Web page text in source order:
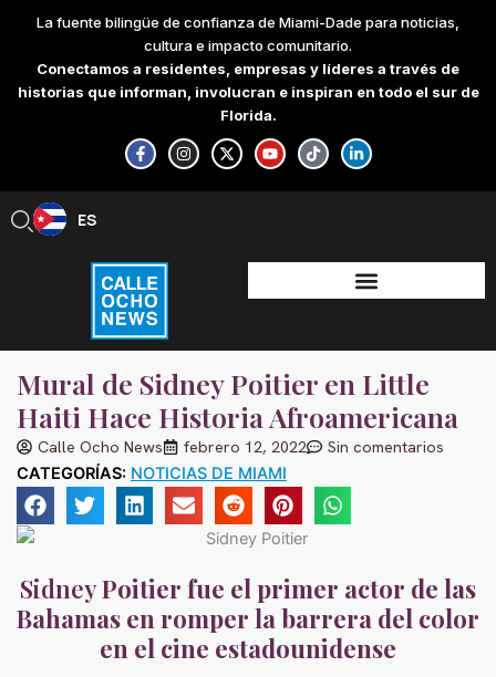
content
La fuente bilingüe de confianza de Miami-Dade para noticias,
cultura e impacto comunitario.
Conectamos a residentes, empresas y líderes a través de
historias que informan, involucran e inspiran en todo el sur de
Florida.
F
a
c
e
-
f
I
n
s
t
X
-
t
w
Y
o
u
t
T
i
k
t
L
i
n
k
-
i
n
ES
EN
Mural de Sidney Poitier en Little
Haiti Hace Historia Afroamericana
Calle Ocho News febrero 12, 2022 Sin comentarios
CATEGORÍAS: NOTICIAS DE MIAMI
SidneyPoitier fue el primer actor de las
Bahamas en romper la barrera del color
en el cine estadounidense